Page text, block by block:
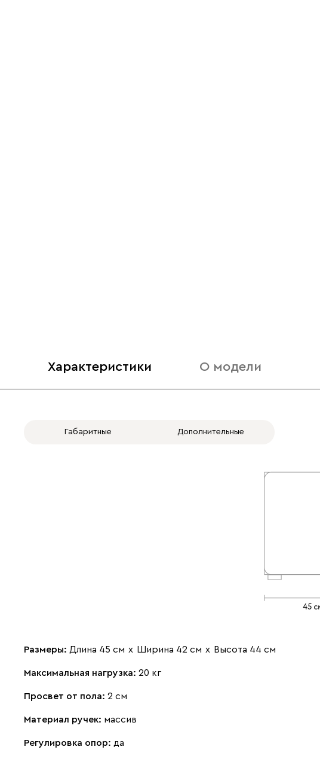
Характеристики О модели
Габаритные Дополнительные
Размеры: Длина 45 см х Ширина 42 см х Высота 44 см
Максимальная нагрузка: 20 кг
Просвет от пола: 2 см
Материал ручек: массив
Регулировка опор: да